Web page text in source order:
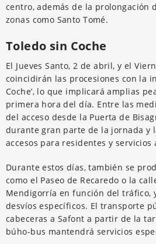
centro, además de la prolongación
zonas como Santo Tomé.
Toledo sin Coche
El Jueves Santo, 2 de abril, y el
coincidirán las procesiones con la
Coche’, lo que implicará amplias
primera hora del día. Entre las
del acceso desde la Puerta de
durante gran parte de la jornada y
accesos para residentes y servicios
Durante estos días, también se
como el Paseo de Recaredo o la
Mendigorría en función del tráfico,
desvíos específicos. El transporte
cabeceras a Safont a partir de la
búho-bus mantendrá servicios